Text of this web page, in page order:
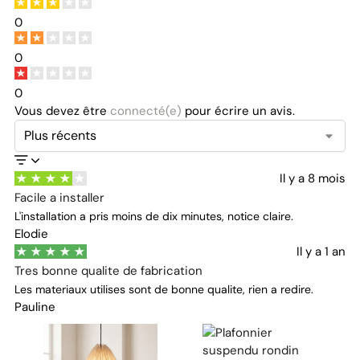
0
0
0
Vous devez être connecté(e) pour écrire un avis.
Il y a 8 mois
Facile a installer
L'installation a pris moins de dix minutes, notice claire.
Elodie
Il y a 1 an
Tres bonne qualite de fabrication
Les materiaux utilises sont de bonne qualite, rien a redire.
Pauline